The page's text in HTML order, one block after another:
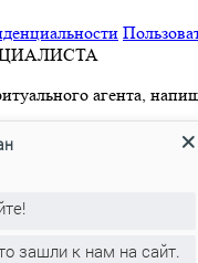
агента,
телефону:
зашли к нам на сайт.